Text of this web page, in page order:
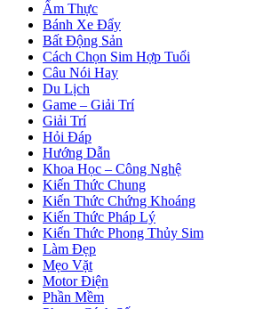
Ẩm Thực
Bánh Xe Đẩy
Bất Động Sản
Cách Chọn Sim Hợp Tuổi
Câu Nói Hay
Du Lịch
Game – Giải Trí
Giải Trí
Hỏi Đáp
Hướng Dẫn
Khoa Học – Công Nghệ
Kiến Thức Chung
Kiến Thức Chứng Khoáng
Kiến Thức Pháp Lý
Kiến Thức Phong Thủy Sim
Làm Đẹp
Mẹo Vặt
Motor Điện
Phần Mềm